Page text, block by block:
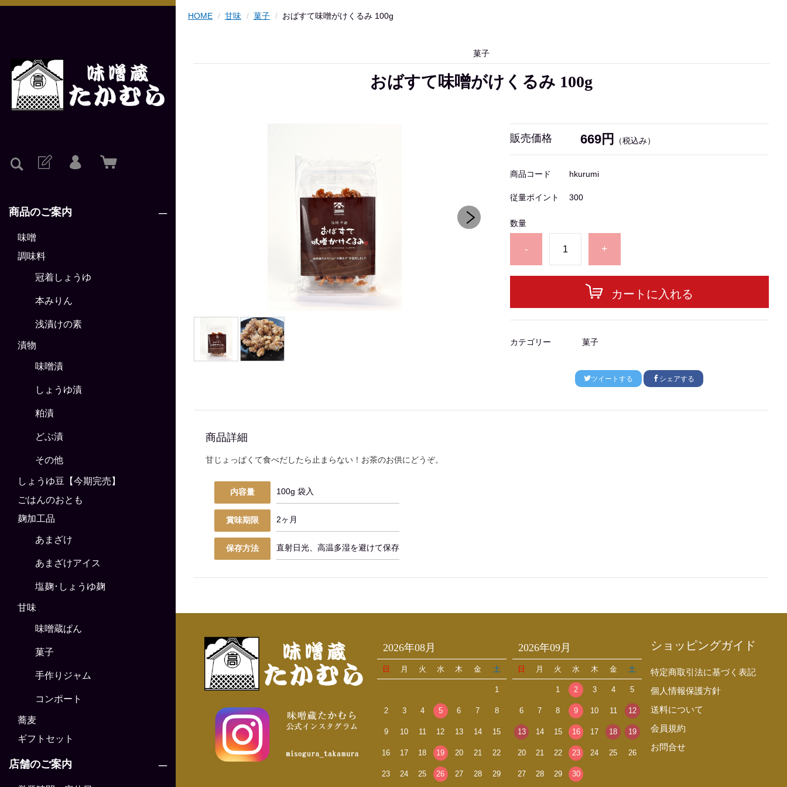
商品のご案内
味噌
調味料
冠着しょうゆ
本みりん
浅漬けの素
漬物
味噌漬
しょうゆ漬
粕漬
どぶ漬
その他
しょうゆ豆【今期完売】
ごはんのおとも
麹加工品
あまざけ
あまざけアイス
塩麹･しょうゆ麹
甘味
味噌蔵ぱん
菓子
手作りジャム
コンポート
蕎麦
ギフトセット
店舗のご案内
HOME 甘味 菓子 おばすて味噌がけくるみ 100g
菓子
おばすて味噌がけくるみ 100g
販売価格 669円 （税込み）
商品コード hkurumi
従量ポイント 300
数量
- +
カートに入れる
カテゴリー 菓子
ツイートする シェアする
商品詳細
甘じょっぱくて食べだしたら止まらない！お茶のお供にどうぞ。
内容量 100g 袋入
賞味期限 2ヶ月
保存方法 直射日光、高温多湿を避けて保存
2026年08月
日 月 火 水 木 金 土
1
2 3 4 5 6 7 8
9 10 11 12 13 14 15
16 17 18 19 20 21 22
23 24 25 26 27 28 29
2026年09月
日 月 火 水 木 金 土
1 2 3 4 5
6 7 8 9 10 11 12
13 14 15 16 17 18 19
20 21 22 23 24 25 26
27 28 29 30
ショッピングガイド
特定商取引法に基づく表記
個人情報保護方針
送料について
会員規約
お問合せ